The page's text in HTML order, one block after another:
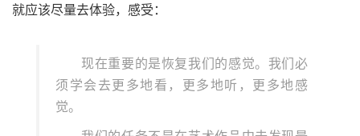
就应该尽量去体验，感受：
现在重要的是恢复我们的感觉。我们必
须学会去更多地看，更多地听，更多地感
觉。